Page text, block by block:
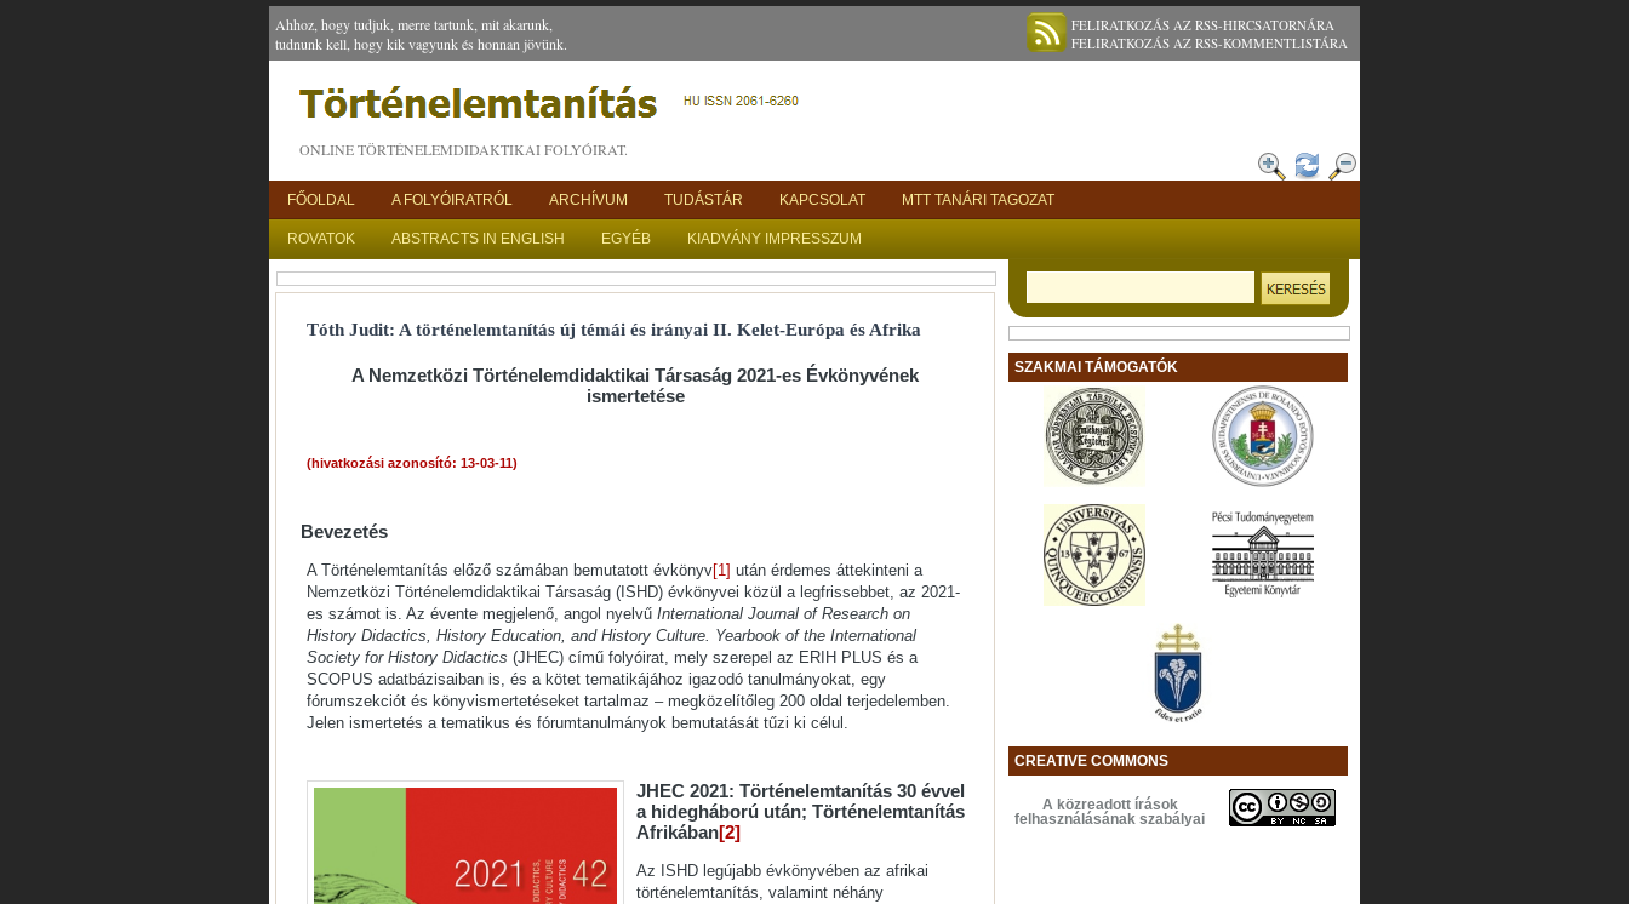
Ahhoz, hogy tudjuk, merre tartunk, mit akarunk,
tudnunk kell, hogy kik vagyunk és honnan jövünk.
FELIRATKOZÁS AZ RSS-HIRCSATORNÁRA
FELIRATKOZÁS AZ RSS-KOMMENTLISTÁRA
ONLINE TÖRTÉNELEMDIDAKTIKAI FOLYÓIRAT.
FŐOLDAL A FOLYÓIRATRÓL ARCHÍVUM TUDÁSTÁR KAPCSOLAT MTT TANÁRI TAGOZAT
ROVATOK ABSTRACTS IN ENGLISH EGYÉB KIADVÁNY IMPRESSZUM
Tóth Judit: A történelemtanítás új témái és irányai II. Kelet-Európa és Afrika
A Nemzetközi Történelemdidaktikai Társaság 2021-es Évkönyvének
ismertetése
(hivatkozási azonosító: 13-03-11)
Bevezetés
A Történelemtanítás előző számában bemutatott évkönyv[1] után érdemes áttekinteni a
Nemzetközi Történelemdidaktikai Társaság (ISHD) évkönyvei közül a legfrissebbet, az 2021-
es számot is. Az évente megjelenő, angol nyelvű International Journal of Research on
History Didactics, History Education, and History Culture. Yearbook of the International
Society for History Didactics (JHEC) című folyóirat, mely szerepel az ERIH PLUS és a
SCOPUS adatbázisaiban is, és a kötet tematikájához igazodó tanulmányokat, egy
fórumszekciót és könyvismertetéseket tartalmaz – megközelítőleg 200 oldal terjedelemben.
Jelen ismertetés a tematikus és fórumtanulmányok bemutatását tűzi ki célul.
JHEC 2021: Történelemtanítás 30 évvel
a hidegháború után; Történelemtanítás
Afrikában[2]
Az ISHD legújabb évkönyvében az afrikai
történelemtanítás, valamint néhány
SZAKMAI TÁMOGATÓK
CREATIVE COMMONS
A közreadott írások
felhasználásának szabályai